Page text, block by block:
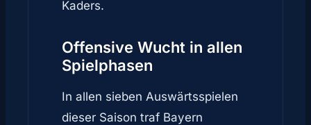
Kaders.
Offensive Wucht in allen
Spielphasen
In allen sieben Auswärtsspielen
dieser Saison traf Bayern